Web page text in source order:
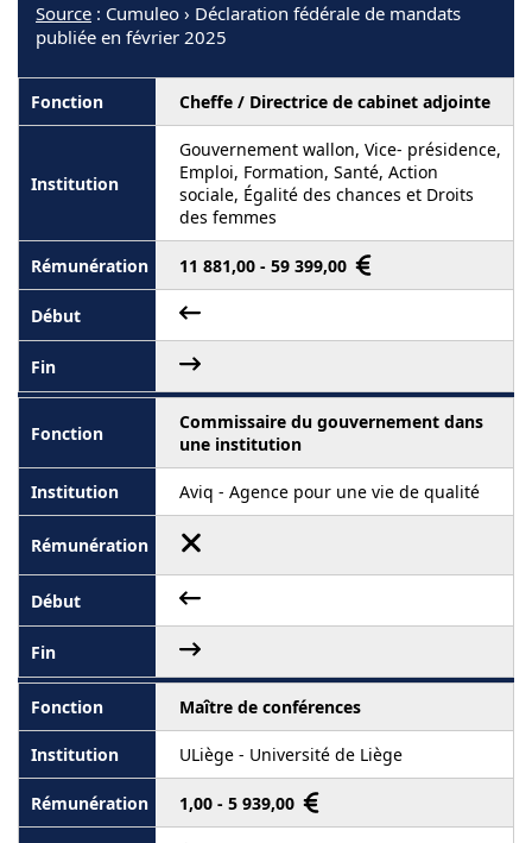
Source : Cumuleo › Déclaration fédérale de mandats
publiée en février 2025
Cheffe / Directrice de cabinet adjointe
Gouvernement wallon, Vice- présidence,
Emploi, Formation, Santé, Action
sociale, Égalité des chances et Droits
des femmes
11 881,00 - 59 399,00
Commissaire du gouvernement dans
une institution
Aviq - Agence pour une vie de qualité
Maître de conférences
ULiège - Université de Liège
1,00 - 5 939,00